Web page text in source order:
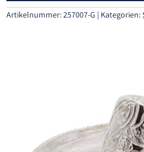
Artikelnummer:257007-G Kategorien: